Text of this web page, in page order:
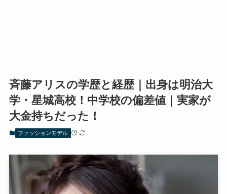
斉藤アリスの学歴と経歴｜出身は明治大
学・星城高校！中学校の偏差値｜実家が
大金持ちだった！
ファッションモデル